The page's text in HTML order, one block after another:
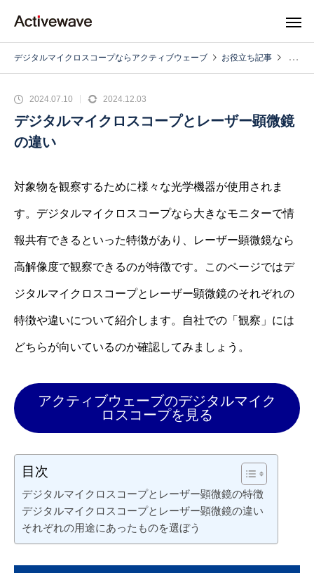
デジタルマイクロスコープならアクティブウェーブ お役立ち記事
2024.07.10 2024.12.03
デジタルマイクロスコープとレーザー顕微鏡
の違い
対象物を観察するために様々な光学機器が使用されま
す。デジタルマイクロスコープなら大きなモニターで情
報共有できるといった特徴があり、レーザー顕微鏡なら
高解像度で観察できるのが特徴です。このページではデ
ジタルマイクロスコープとレーザー顕微鏡のそれぞれの
特徴や違いについて紹介します。自社での「観察」には
どちらが向いているのか確認してみましょう。
アクティブウェーブのデジタルマイク
ロスコープを見る
目次
デジタルマイクロスコープとレーザー顕微鏡の特徴
デジタルマイクロスコープとレーザー顕微鏡の違い
それぞれの用途にあったものを選ぼう